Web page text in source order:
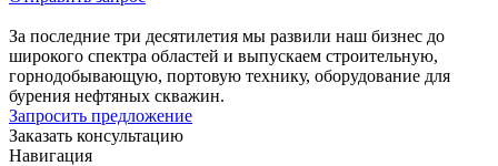
За последние три десятилетия мы развили наш бизнес до
широкого спектра областей и выпускаем строительную,
горнодобывающую, портовую технику, оборудование для
бурения нефтяных скважин.
Запросить предложение
Заказать консультацию
Навигация